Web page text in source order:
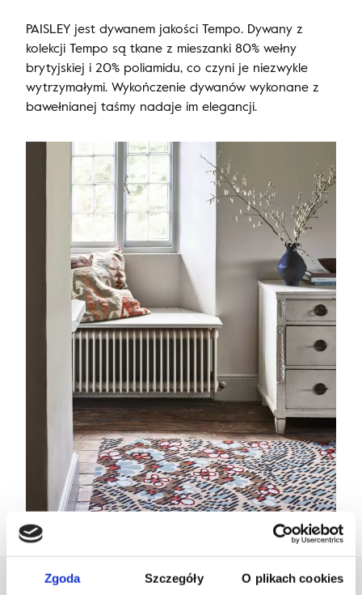
Zgoda Szczegóły O plikach cookies
PAISLEY jest dywanem jakości Tempo. Dywany z
kolekcji Tempo są tkane z mieszanki 80% wełny
brytyjskiej i 20% poliamidu, co czyni je niezwykle
wytrzymałymi. Wykończenie dywanów wykonane z
bawełnianej taśmy nadaje im elegancji.